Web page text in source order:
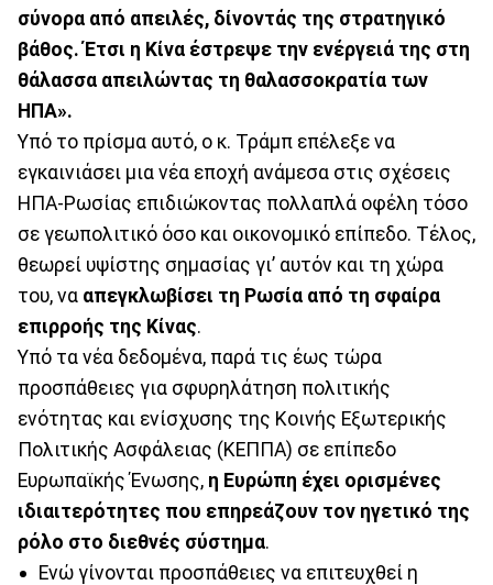
σύνορα από απειλές, δίνοντάς της στρατηγικό
βάθος. Έτσι η Κίνα έστρεψε την ενέργειά της στη
θάλασσα απειλώντας τη θαλασσοκρατία των
ΗΠΑ».
Υπό το πρίσμα αυτό, ο κ. Τράμπ επέλεξε να
εγκαινιάσει μια νέα εποχή ανάμεσα στις σχέσεις
ΗΠΑ-Ρωσίας επιδιώκοντας πολλαπλά οφέλη τόσο
σε γεωπολιτικό όσο και οικονομικό επίπεδο. Τέλος,
θεωρεί υψίστης σημασίας γι’ αυτόν και τη χώρα
του, να απεγκλωβίσει τη Ρωσία από τη σφαίρα
επιρροής της Κίνας.
Υπό τα νέα δεδομένα, παρά τις έως τώρα
προσπάθειες για σφυρηλάτηση πολιτικής
ενότητας και ενίσχυσης της Κοινής Εξωτερικής
Πολιτικής Ασφάλειας (ΚΕΠΠΑ) σε επίπεδο
Ευρωπαϊκής Ένωσης, η Ευρώπη έχει ορισμένες
ιδιαιτερότητες που επηρεάζουν τον ηγετικό της
ρόλο στο διεθνές σύστημα.
Ενώ γίνονται προσπάθειες να επιτευχθεί η